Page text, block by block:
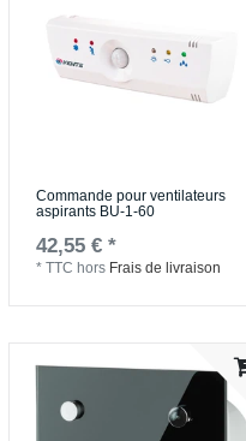
Commande pour ventilateurs
aspirants BU-1-60
42,55 € *
*TTC hors Frais de livraison